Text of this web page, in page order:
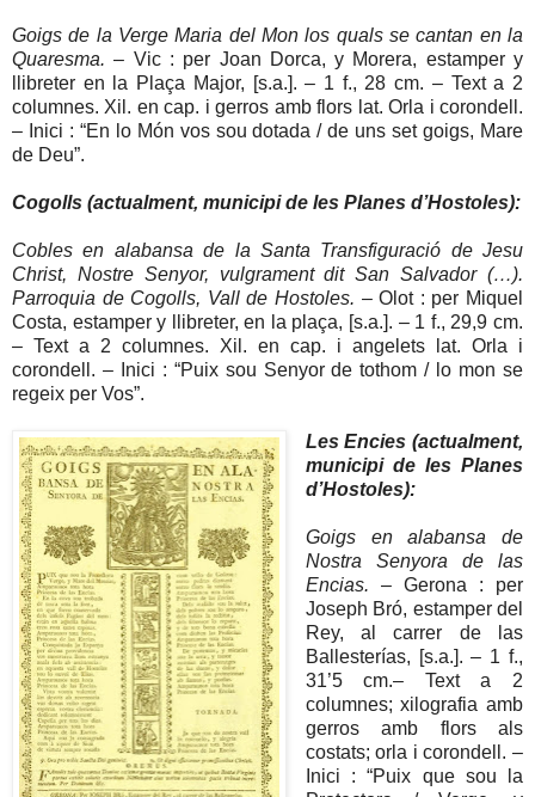
Goigs de la Verge Maria del Mon los quals se cantan en la
Quaresma. – Vic : per Joan Dorca, y Morera, estamper y
llibreter en la Plaça Major, [s.a.]. – 1 f., 28 cm. – Text a 2
columnes. Xil. en cap. i gerros amb flors lat. Orla i corondell.
– Inici : “En lo Món vos sou dotada / de uns set goigs, Mare
de Deu”.
Cogolls (actualment, municipi de les Planes d’Hostoles):
Cobles en alabansa de la Santa Transfiguració de Jesu
Christ, Nostre Senyor, vulgrament dit San Salvador (…).
Parroquia de Cogolls, Vall de Hostoles. – Olot : per Miquel
Costa, estamper y llibreter, en la plaça, [s.a.]. – 1 f., 29,9 cm.
– Text a 2 columnes. Xil. en cap. i angelets lat. Orla i
corondell. – Inici : “Puix sou Senyor de tothom / lo mon se
regeix per Vos”.
Les Encies (actualment,
municipi de les Planes
d’Hostoles):
Goigs en alabansa de
Nostra Senyora de las
Encias. – Gerona : per
Joseph Bró, estamper del
Rey, al carrer de las
Ballesterías, [s.a.]. – 1 f.,
31’5 cm.– Text a 2
columnes; xilografia amb
gerros amb flors als
costats; orla i corondell. –
Inici : “Puix que sou la